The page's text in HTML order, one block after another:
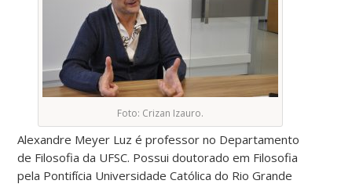
Foto: Crizan Izauro.
Alexandre Meyer Luz é professor no Departamento
de Filosofia da UFSC. Possui doutorado em Filosofia
pela Pontifícia Universidade Católica do Rio Grande